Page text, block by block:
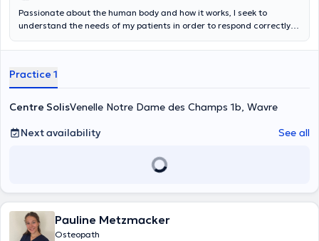
Passionate about the human body and how it works, I seek to
understand the needs of my patients in order to respond correctly
the Université Libre de Bruxelles, I use my knowledge of physiology
specialized in perinatal osteopathy which allows me to treat
different disorders in newborns (reflux, non-synostotic
plagiocephaly, breastfeeding disorders, torticollis, positional
Practice 1
Centre SolisVenelle Notre Dame des Champs 1b, Wavre
Next availability
See all
Pauline Metzmacker
Osteopath